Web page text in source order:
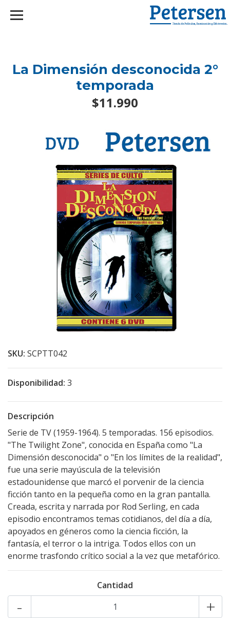
La Dimensión desconocida 2°
temporada
$11.990
SKU: SCPTT042
Disponibilidad: 3
Descripción
Serie de TV (1959-1964). 5 temporadas. 156 episodios.
"The Twilight Zone", conocida en España como "La
Dimensión desconocida" o "En los límites de la realidad",
fue una serie mayúscula de la televisión
estadounidense que marcó el porvenir de la ciencia
ficción tanto en la pequeña como en la gran pantalla.
Creada, escrita y narrada por Rod Serling, en cada
episodio encontramos temas cotidianos, del día a día,
apoyados en géneros como la ciencia ficción, la
fantasía, el terror o la intriga. Todos ellos con un
enorme trasfondo crítico social a la vez que metafórico.
Cantidad
+
-